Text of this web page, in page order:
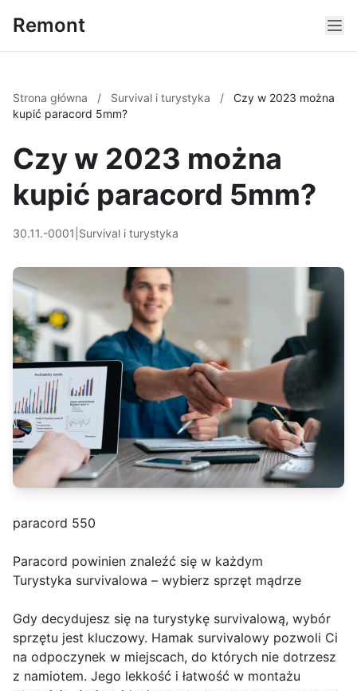
Remont
Strona główna / Survival i turystyka /
Czy w 2023 można
kupić paracord 5mm?
Czy w 2023 można
kupić paracord 5mm?
30.11.-0001 Survival i turystyka
paracord 550
Paracord powinien znaleźć się w każdym
Turystyka survivalowa – wybierz sprzęt mądrze
Gdy decydujesz się na turystykę survivalową, wybór
sprzętu jest kluczowy. Hamak survivalowy pozwoli Ci
na odpoczynek w miejscach, do których nie dotrzesz
z namiotem. Jego lekkość i łatwość w montażu